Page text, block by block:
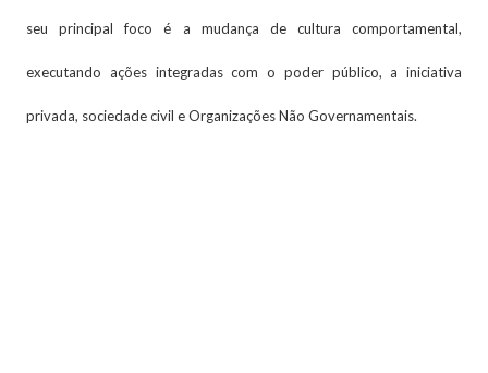
seu principal foco é a mudança de cultura comportamental,
executando ações integradas com o poder público, a iniciativa
privada, sociedade civil e Organizações Não Governamentais.